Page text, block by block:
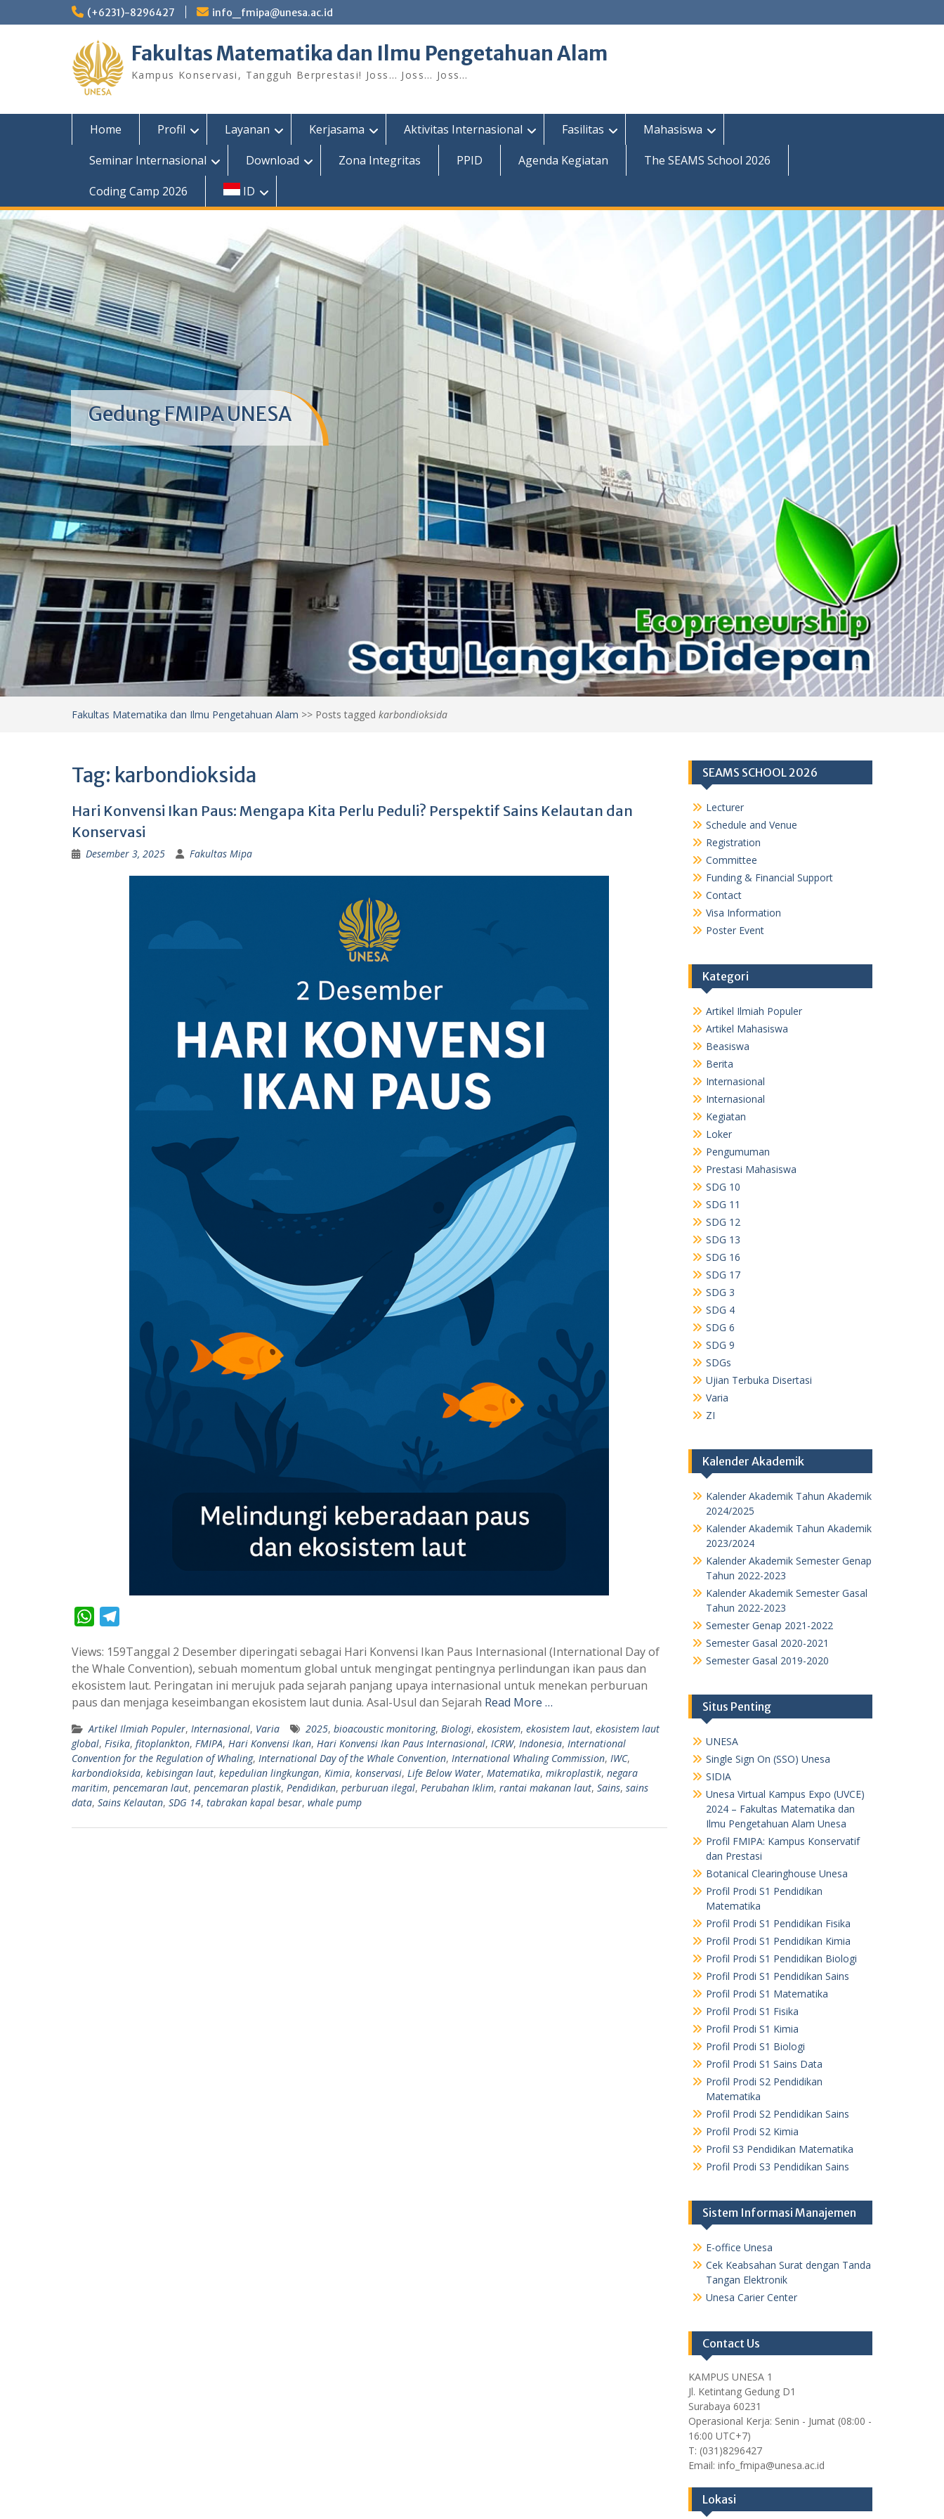
to
(+6231)-8296427 info_fmipa@unesa.ac.id
Fakultas Matematika dan Ilmu Pengetahuan Alam
Kampus Konservasi, Tangguh Berprestasi! Joss… Joss… Joss…
Home Profil Layanan Kerjasama Aktivitas Internasional Fasilitas
Mahasiswa
Seminar Internasional
Download Zona Integritas PPID Agenda Kegiatan
The SEAMS School 2026
Coding Camp 2026
ID
Gedung FMIPA UNESA
Fakultas Matematika dan Ilmu Pengetahuan Alam >> Posts tagged karbondioksida
Tag: karbondioksida
Hari Konvensi Ikan Paus: Mengapa Kita Perlu Peduli? Perspektif Sains Kelautan dan
Konservasi
Desember 3, 2025 Fakultas Mipa
W
a
t
p
p
l
e
a
m
Views: 159Tanggal 2 Desember diperingati sebagai Hari Konvensi Ikan Paus Internasional (International Day of
the Whale Convention), sebuah momentum global untuk mengingat pentingnya perlindungan ikan paus dan
ekosistem laut. Peringatan ini merujuk pada sejarah panjang upaya internasional untuk menekan perburuan
paus dan menjaga keseimbangan ekosistem laut dunia. Asal-Usul dan Sejarah Read More …
Artikel Ilmiah Populer, Internasional, Varia 2025, bioacoustic monitoring, Biologi, ekosistem, ekosistem laut, ekosistem laut
global, Fisika, fitoplankton, FMIPA, Hari Konvensi Ikan, Hari Konvensi Ikan Paus Internasional, ICRW, Indonesia, International
Convention for the Regulation of Whaling, International Day of the Whale Convention, International Whaling Commission, IWC,
karbondioksida, kebisingan laut, kepedulian lingkungan, Kimia, konservasi, Life Below Water, Matematika, mikroplastik, negara
maritim, pencemaran laut, pencemaran plastik, Pendidikan, perburuan ilegal, Perubahan Iklim, rantai makanan laut, Sains, sains
data, Sains Kelautan, SDG 14, tabrakan kapal besar, whale pump
SEAMS SCHOOL 2026
Lecturer
Schedule and Venue
Registration
Committee
Funding & Financial Support
Contact
Visa Information
Poster Event
Kategori
Artikel Ilmiah Populer
Artikel Mahasiswa
Beasiswa
Berita
Internasional
Internasional
Kegiatan
Loker
Pengumuman
Prestasi Mahasiswa
SDG 10
SDG 11
SDG 12
SDG 13
SDG 16
SDG 17
SDG 3
SDG 4
SDG 6
SDG 9
SDGs
Ujian Terbuka Disertasi
Varia
ZI
Kalender Akademik
Kalender Akademik Tahun Akademik
2024/2025
Kalender Akademik Tahun Akademik
2023/2024
Kalender Akademik Semester Genap
Tahun 2022-2023
Kalender Akademik Semester Gasal
Tahun 2022-2023
Semester Genap 2021-2022
Semester Gasal 2020-2021
Semester Gasal 2019-2020
Situs Penting
UNESA
Single Sign On (SSO) Unesa
SIDIA
Unesa Virtual Kampus Expo (UVCE)
2024 – Fakultas Matematika dan
Ilmu Pengetahuan Alam Unesa
Profil FMIPA: Kampus Konservatif
dan Prestasi
Botanical Clearinghouse Unesa
Profil Prodi S1 Pendidikan
Matematika
Profil Prodi S1 Pendidikan Fisika
Profil Prodi S1 Pendidikan Kimia
Profil Prodi S1 Pendidikan Biologi
Profil Prodi S1 Pendidikan Sains
Profil Prodi S1 Matematika
Profil Prodi S1 Fisika
Profil Prodi S1 Kimia
Profil Prodi S1 Biologi
Profil Prodi S1 Sains Data
Profil Prodi S2 Pendidikan
Matematika
Profil Prodi S2 Pendidikan Sains
Profil Prodi S2 Kimia
Profil S3 Pendidikan Matematika
Profil Prodi S3 Pendidikan Sains
Sistem Informasi Manajemen
E-office Unesa
Cek Keabsahan Surat dengan Tanda
Tangan Elektronik
Unesa Carier Center
Contact Us
KAMPUS UNESA 1
Jl. Ketintang Gedung D1
Surabaya 60231
Operasional Kerja: Senin - Jumat (08:00 -
16:00 UTC+7)
T: (031)8296427
Email: info_fmipa@unesa.ac.id
Lokasi